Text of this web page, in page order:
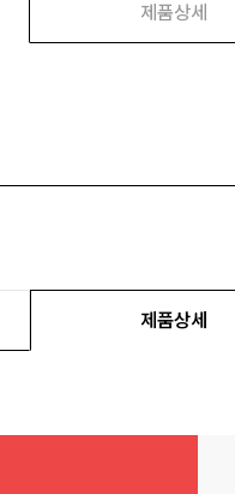
제품상세
제품상세